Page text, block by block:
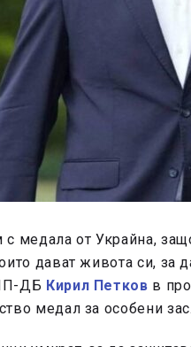
медала от Украйна,
дават живота си, за
ДБ Кирил Петков в
медал за особени